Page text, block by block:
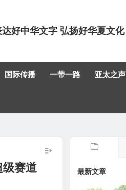
好中华文字 弘扬好华夏文化
国际传播 一带一路 亚太之声
级赛道 最新文章